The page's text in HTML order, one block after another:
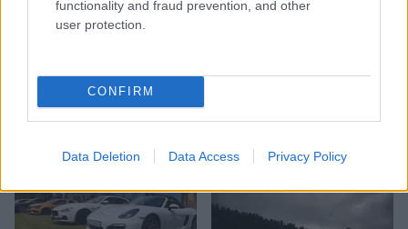
functionality and fraud prevention, and other
user protection.
CONFIRM
Data Deletion Data Access Privacy Policy
V OTP banki opozarjajo na
zlorabe plačilnih kartic s
dajatvah občutna pocenitev